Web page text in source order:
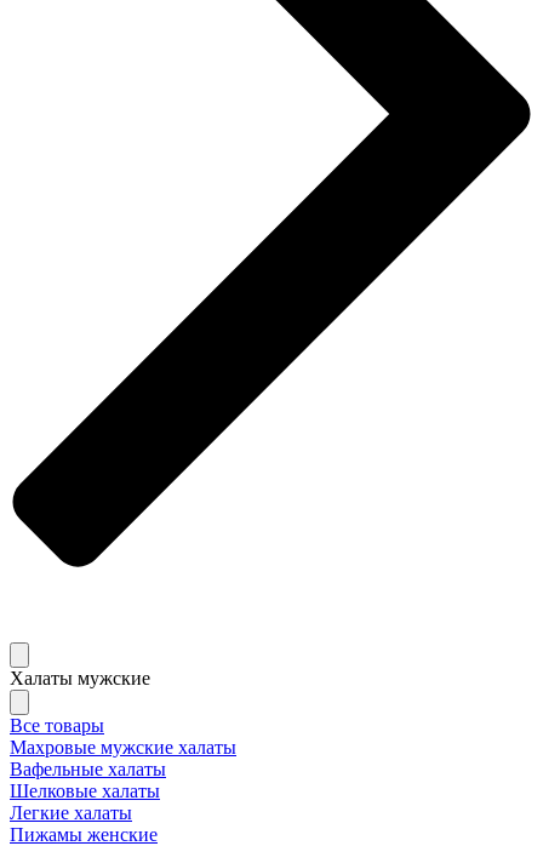
Халаты мужские
Все товары
Махровые мужские халаты
Вафельные халаты
Шелковые халаты
Легкие халаты
Пижамы женские